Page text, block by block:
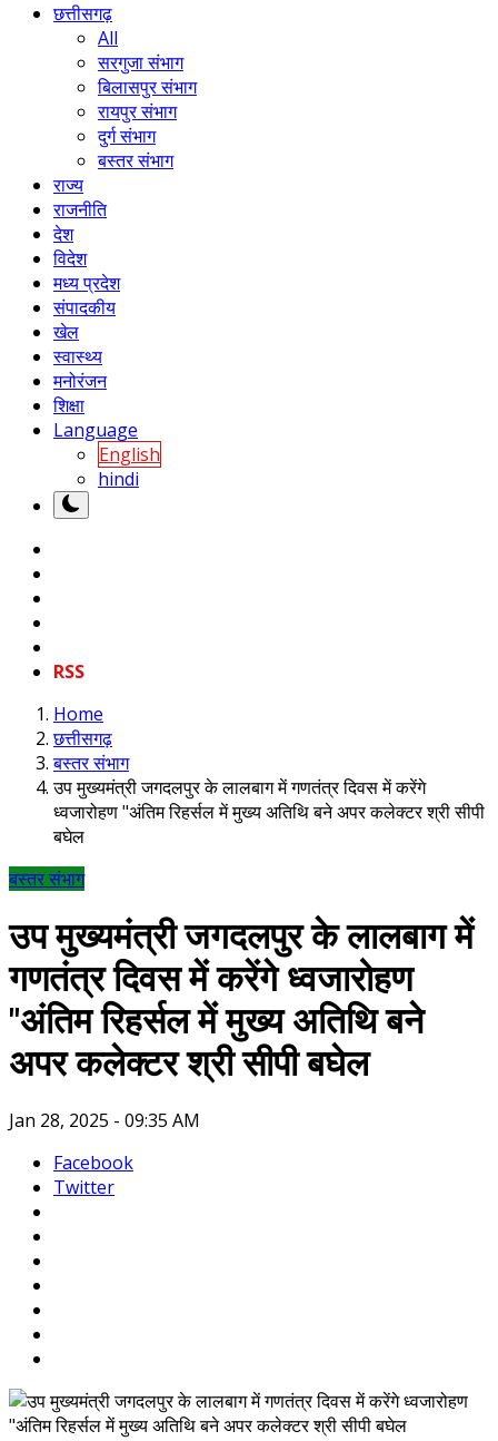
छत्तीसगढ़
All
सरगुजा संभाग
बिलासपुर संभाग
रायपुर संभाग
दुर्ग संभाग
बस्तर संभाग
राज्य
राजनीति
देश
विदेश
मध्य प्रदेश
संपादकीय
खेल
स्वास्थ्य
मनोरंजन
शिक्षा
Language
English
hindi
RSS
Home
छत्तीसगढ़
बस्तर संभाग
उप मुख्यमंत्री जगदलपुर के लालबाग में गणतंत्र दिवस में करेंगे
ध्वजारोहण "अंतिम रिहर्सल में मुख्य अतिथि बने अपर कलेक्टर श्री सीपी
बघेल
बस्तर संभाग
उप मुख्यमंत्री जगदलपुर के लालबाग में
गणतंत्र दिवस में करेंगे ध्वजारोहण
"अंतिम रिहर्सल में मुख्य अतिथि बने
अपर कलेक्टर श्री सीपी बघेल
Jan 28, 2025 - 09:35 AM
Facebook
Twitter